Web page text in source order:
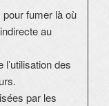
fumer là où
au
des
par les